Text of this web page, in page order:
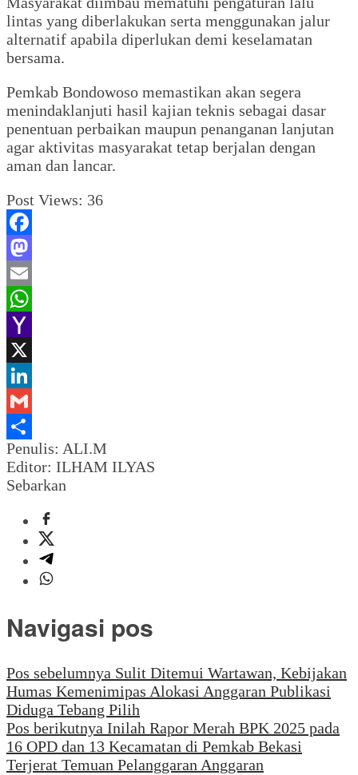
lintas yang diberlakukan serta menggunakan jalur
alternatif apabila diperlukan demi keselamatan
bersama.
Pemkab Bondowoso memastikan akan segera
menindaklanjuti hasil kajian teknis sebagai dasar
penentuan perbaikan maupun penanganan lanjutan
agar aktivitas masyarakat tetap berjalan dengan
aman dan lancar.
Post Views: 36
Facebook
Mastodon
Email
WhatsApp
Yahoo
Mail
X
LinkedIn
Gmail
Share
Penulis: ALI.M
Editor: ILHAM ILYAS
Sebarkan
Navigasi pos
Pos sebelumnya Sulit Ditemui Wartawan, Kebijakan
Humas Kemenimipas Alokasi Anggaran Publikasi
Diduga Tebang Pilih
Pos berikutnya Inilah Rapor Merah BPK 2025 pada
16 OPD dan 13 Kecamatan di Pemkab Bekasi
Terjerat Temuan Pelanggaran Anggaran